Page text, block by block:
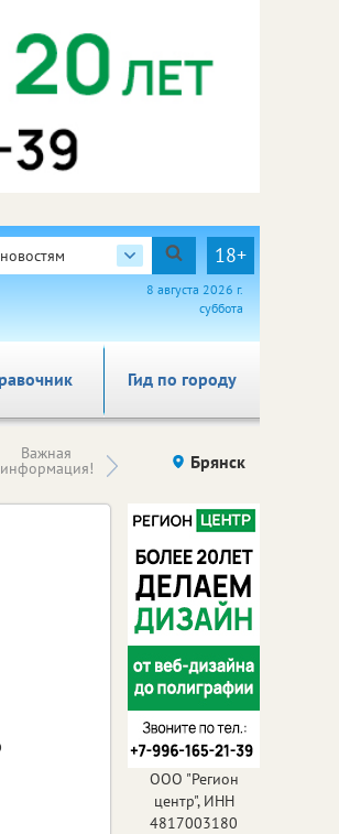
18+
8 августа 2026 г.
суббота
Гид по городу
Важная
информация! Происшествия Здоровье
Брянск
ООО "Регион
центр", ИНН
4817003180